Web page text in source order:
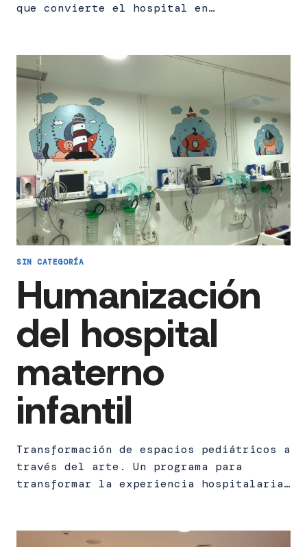
que convierte el hospital en…
SIN CATEGORÍA
Humanización
del hospital
materno
infantil
Transformación de espacios pediátricos a
través del arte. Un programa para
transformar la experiencia hospitalaria…